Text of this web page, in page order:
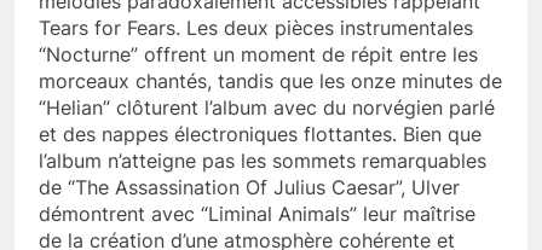
Tears for Fears. Les deux pièces instrumentales
“Nocturne” offrent un moment de répit entre les
morceaux chantés, tandis que les onze minutes de
“Helian” clôturent l’album avec du norvégien parlé
et des nappes électroniques flottantes. Bien que
l’album n’atteigne pas les sommets remarquables
de “The Assassination Of Julius Caesar”, Ulver
démontrent avec “Liminal Animals” leur maîtrise
de la création d’une atmosphère cohérente et